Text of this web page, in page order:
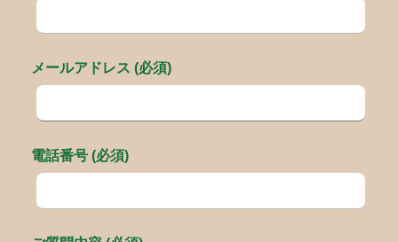
メールアドレス (必須)
電話番号 (必須)